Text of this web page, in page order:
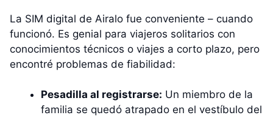
La SIM digital de Airalo fue conveniente – cuando
funcionó. Es genial para viajeros solitarios con
conocimientos técnicos o viajes a corto plazo, pero
encontré problemas de fiabilidad:
Pesadilla al registrarse: Un miembro de la
familia se quedó atrapado en el vestíbulo del